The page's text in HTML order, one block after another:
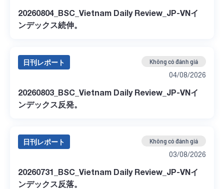
20260804_BSC_Vietnam Daily Review_JP-VNイ
ンデックス続伸。
日刊レポート Không có đánh giá
04/08/2026
20260803_BSC_Vietnam Daily Review_JP-VNイ
ンデックス反発。
日刊レポート Không có đánh giá
03/08/2026
20260731_BSC_Vietnam Daily Review_JP-VNイ
ンデックス反落。